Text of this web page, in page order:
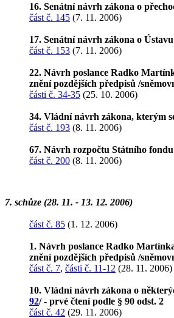
16. Senátní návrh zákona o
část č. 145 (7. 11. 2006)
17. Senátní návrh zákona o
část č. 153 (7. 11. 2006)
22. Návrh poslance Radko
znění pozdějších předpisů /
části č. 34-35 (25. 10. 2006)
34. Vládní návrh zákona, kterým
část č. 193 (8. 11. 2006)
67. Návrh rozpočtu Státního
část č. 200 (8. 11. 2006)
7. schůze (28. 11. - 13. 12. 2006)
část č. 85 (1. 12. 2006)
1. Návrh poslance Radko
znění pozdějších předpisů /
část č. 7, části č. 11-12 (28. 11. 2006)
10. Vládní návrh zákona o
92/ - prvé čtení podle § 90 odst. 2
část č. 42 (29. 11. 2006)